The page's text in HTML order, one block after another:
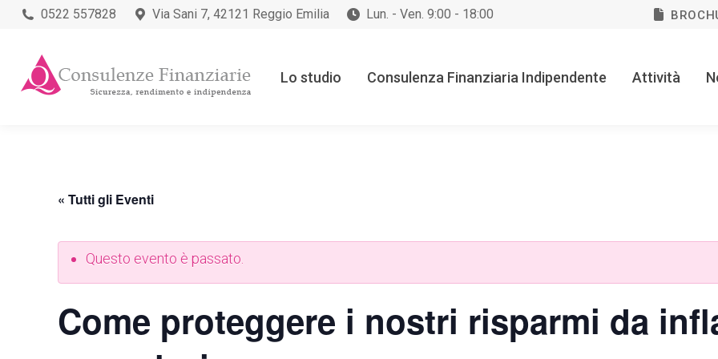
0522 557828 Via Sani 7, 42121 Reggio Emilia Lun. - Ven. 9:00 - 18:00
Lo studio Consulenza Finanziaria Indipendente Attività
« Tutti gli Eventi
Questo evento è passato.
Come proteggere i nostri risparmi da